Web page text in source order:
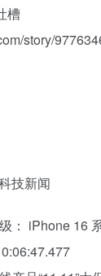
槽
story/
技新闻
： iPhone 16